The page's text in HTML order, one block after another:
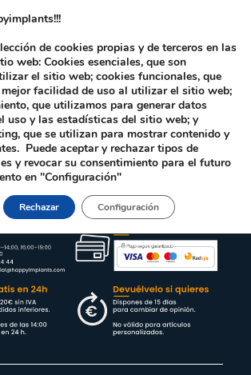
Inicio/ Sin categoría
de cookies propias y de terceros en las
web: Cookies esenciales, que son
el sitio web; cookies funcionales, que
facilidad de uso al utilizar el sitio web;
que utilizamos para generar datos
uso y las estadísticas del sitio web; y
que se utilizan para mostrar contenido y
Puede aceptar y rechazar tipos de
y revocar su consentimiento para el futuro
en "Configuración"
Rechazar Configuración